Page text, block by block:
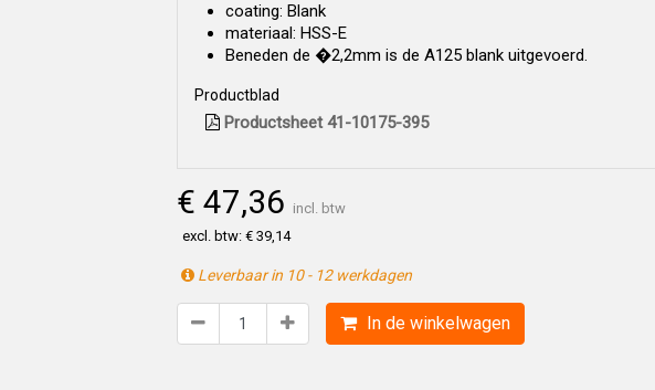
coating: Blank
materiaal: HSS-E
Beneden de �2,2mm is de A125 blank uitgevoerd.
Productblad
Productsheet 41-10175-395
€ 47,36 incl. btw
excl. btw: € 39,14
Leverbaar in 10 - 12 werkdagen
In de winkelwagen